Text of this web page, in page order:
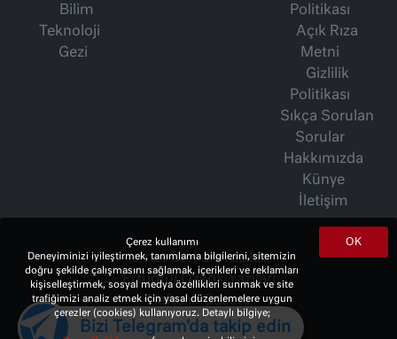
Bilim
Teknoloji
Gezi
Politikası
Açık Rıza
Metni
Gizlilik
Politikası
Sıkça Sorulan
Sorular
Hakkımızda
Künye
İletişim
İsmet Berkan Yazıları
Ertuğrul Özkök Yazıları
Haftalık Gazete
OK
Çerez kullanımı
Deneyiminizi iyileştirmek, tanımlama bilgilerini, sitemizin
doğru şekilde çalışmasını sağlamak, içerikleri ve reklamları
kişiselleştirmek, sosyal medya özellikleri sunmak ve site
trafiğimizi analiz etmek için yasal düzenlemelere uygun
çerezler (cookies) kullanıyoruz. Detaylı bilgiye;
Bizi Telegram'da takip edin